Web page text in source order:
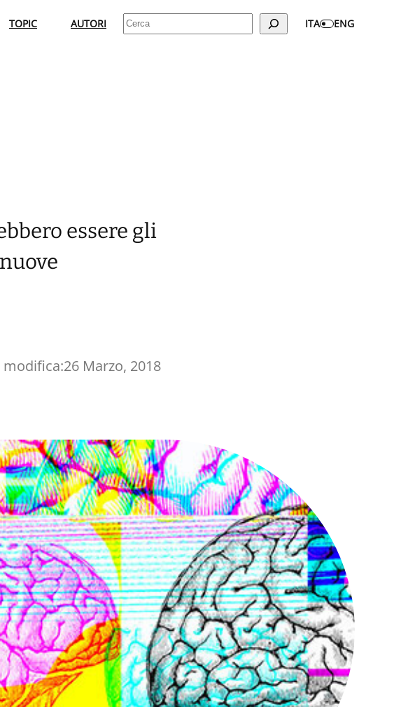
TOPIC AUTORI Cerca ITA ENG
essere gli
26 Marzo, 2018